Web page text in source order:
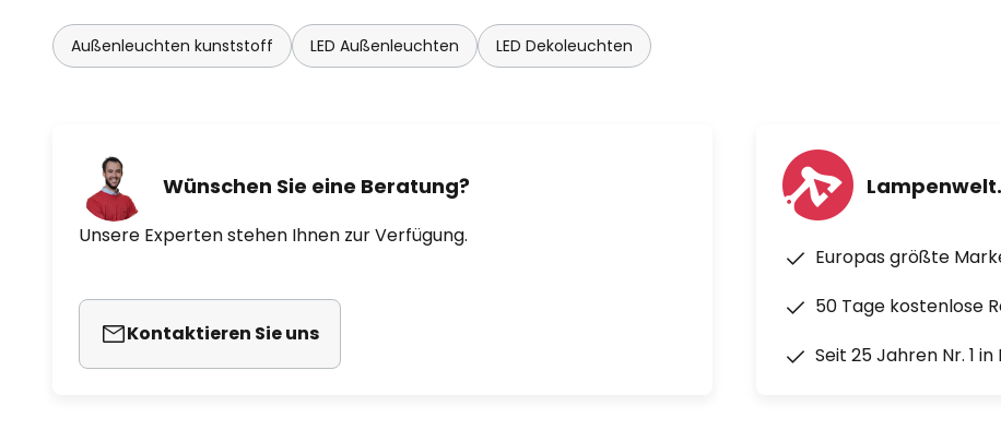
Außenleuchten kunststoff LED Außenleuchten LED Dekoleuchten
Wünschen Sie eine Beratung?
Unsere Experten stehen Ihnen zur Verfügung.
Kontaktieren Sie uns
Europas größte
50 Tage kostenlose
Seit 25 Jahren Nr. 1